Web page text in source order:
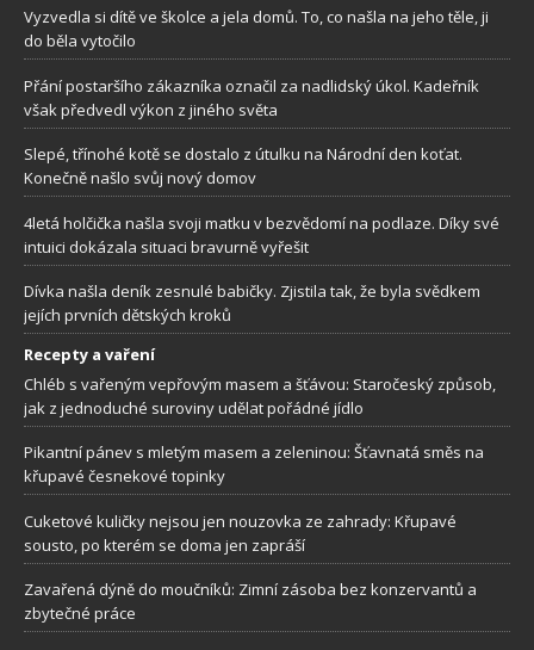
Vyzvedla si dítě ve školce a jela domů. To, co našla na jeho těle, ji
do běla vytočilo
Přání postaršího zákazníka označil za nadlidský úkol. Kadeřník
však předvedl výkon z jiného světa
Slepé, třínohé kotě se dostalo z útulku na Národní den koťat.
Konečně našlo svůj nový domov
4letá holčička našla svoji matku v bezvědomí na podlaze. Díky své
intuici dokázala situaci bravurně vyřešit
Dívka našla deník zesnulé babičky. Zjistila tak, že byla svědkem
jejích prvních dětských kroků
Recepty a vaření
Chléb s vařeným vepřovým masem a šťávou: Staročeský způsob,
jak z jednoduché suroviny udělat pořádné jídlo
Pikantní pánev s mletým masem a zeleninou: Šťavnatá směs na
křupavé česnekové topinky
Cuketové kuličky nejsou jen nouzovka ze zahrady: Křupavé
sousto, po kterém se doma jen zapráší
Zavařená dýně do moučníků: Zimní zásoba bez konzervantů a
zbytečné práce